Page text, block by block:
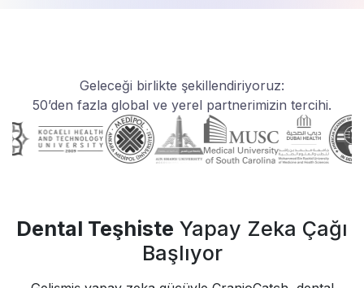
Geleceği birlikte şekillendiriyoruz:
50’den fazla global ve yerel partnerimizin tercihi.
Dental Teşhiste Yapay Zeka Çağı
Başlıyor